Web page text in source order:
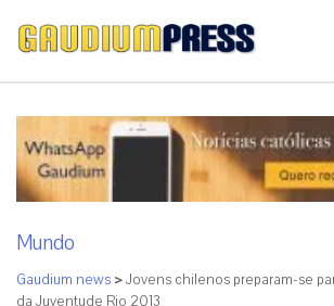
Mundo
Gaudium news >Jovens chilenos preparam-se
da Juventude Rio 2013